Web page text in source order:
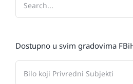
Dostupno u svim gradovima